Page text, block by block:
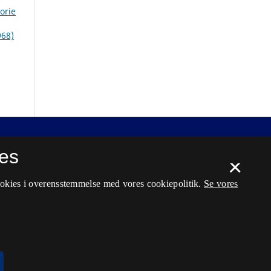
×
i overensstemmelse med vores cookiepolitik. Se vores